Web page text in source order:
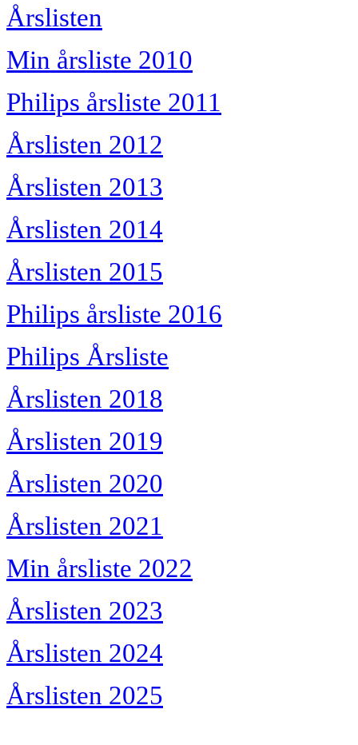
Årslisten
Min årsliste 2010
Philips årsliste 2011
Årslisten 2012
Årslisten 2013
Årslisten 2014
Årslisten 2015
Philips årsliste 2016
Philips Årsliste
Årslisten 2018
Årslisten 2019
Årslisten 2020
Årslisten 2021
Min årsliste 2022
Årslisten 2023
Årslisten 2024
Årslisten 2025